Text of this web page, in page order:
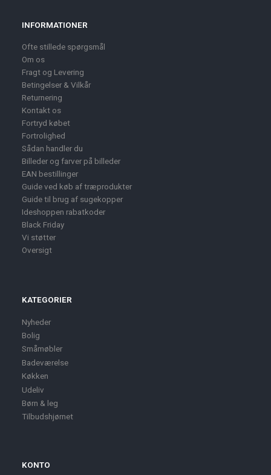
INFORMATIONER
Ofte stillede spørgsmål
Om os
Fragt og Levering
Betingelser & Vilkår
Returnering
Kontakt os
Fortryd købet
Fortrolighed
Sådan handler du
Billeder og farver på billeder
EAN bestillinger
Guide ved køb af træprodukter
Guide til brug af sugekopper
Ideshoppen rabatkoder
Black Friday
Vi støtter
Oversigt
KATEGORIER
Nyheder
Bolig
Småmøbler
Badeværelse
Køkken
Udeliv
Børn & leg
Tilbudshjørnet
KONTO